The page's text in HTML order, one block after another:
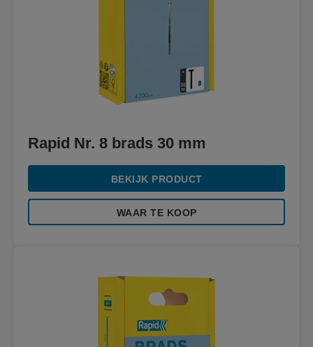
Rapid Nr. 8 brads 30 mm
BEKIJK PRODUCT
WAAR TE KOOP